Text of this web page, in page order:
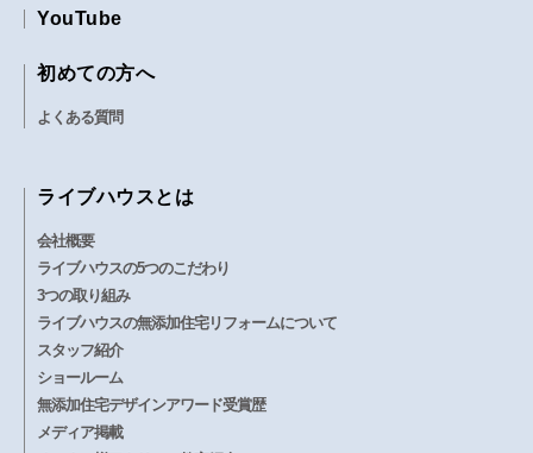
YouTube
初めての方へ
よくある質問
ライブハウスとは
会社概要
ライブハウスの5つのこだわり
3つの取り組み
ライブハウスの無添加住宅リフォームについて
スタッフ紹介
ショールーム
無添加住宅デザインアワード受賞歴
メディア掲載